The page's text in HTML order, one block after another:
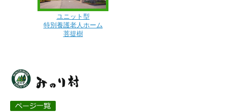
ユニット型
特別養護老人ホーム
菩提樹